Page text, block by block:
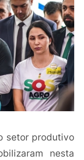
setor produtivo
nesta